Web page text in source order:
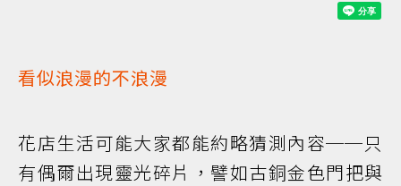
看似浪漫的不浪漫
花店生活可能大家都能約略猜測內容──只
有偶爾出現靈光碎片，譬如古銅金色門把與